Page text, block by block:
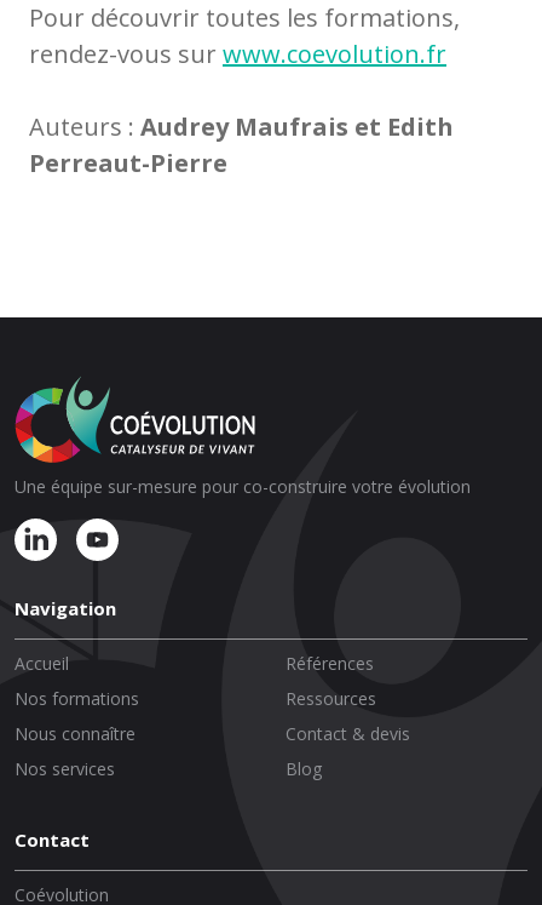
Pour découvrir toutes les formations,
rendez-vous sur www.coevolution.fr
Auteurs : Audrey Maufrais et Edith
Perreaut-Pierre
Une équipe sur-mesure pour co-construire votre évolution
Navigation
Accueil
Nos formations
Nous connaître
Nos services
Références
Ressources
Contact & devis
Blog
Contact
Coévolution